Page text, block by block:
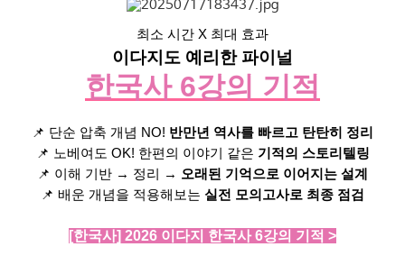
최소 시간 X 최대 효과
이다지도 예리한 파이널
한국사6강의 기적
📌 단순 압축 개념 NO! 반만년 역사를 빠르고 탄탄히 정리
📌 노베여도 OK! 한편의 이야기 같은 기적의 스토리텔링
📌 이해 기반 → 정리 → 오래된 기억으로 이어지는 설계
📌 배운 개념을 적용해보는 실전 모의고사로 최종 점검
[한국사] 2026 이다지 한국사 6강의 기적 >